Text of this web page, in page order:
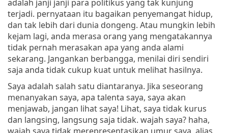
adalah janji janji para politikus yang tak kunjung
terjadi. pernyataan itu bagaikan penyemangat hidup,
dan tak lebih dari dunia dongeng. Atau mungkin lebih
kejam lagi, anda merasa orang yang mengatakannya
tidak pernah merasakan apa yang anda alami
sekarang. Jangankan berbangga, menilai diri sendiri
saja anda tidak cukup kuat untuk melihat hasilnya.
Saya adalah salah satu diantaranya. Jika seseorang
menanyakan saya, apa talenta saya, saya akan
menjawab, jangan lihat saya! Lihat, saya tidak kurus
dan langsing, langsung saja tidak. wajah saya? haha,
wajah saya tidak merepresentasikan umur saya, alias